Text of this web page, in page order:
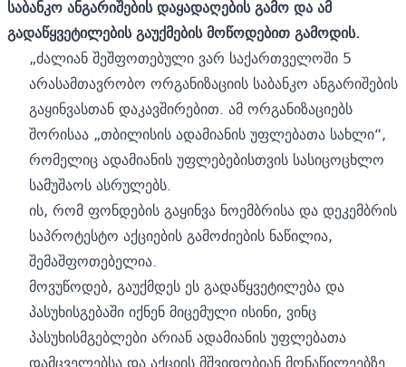
საბანკო ანგარიშების დაყადაღების გამო და ამ
გადაწყვეტილების გაუქმების მოწოდებით გამოდის.
„ძალიან შეშფოთებული ვარ საქართველოში 5
არასამთავრობო ორგანიზაციის საბანკო ანგარიშების
გაყინვასთან დაკავშირებით. ამ ორგანიზაციებს
შორისაა „თბილისის ადამიანის უფლებათა სახლი“,
რომელიც ადამიანის უფლებებისთვის სასიცოცხლო
სამუშაოს ასრულებს.
ის, რომ ფონდების გაყინვა ნოემბრისა და დეკემბრის
საპროტესტო აქციების გამოძიების ნაწილია,
შემაშფოთებელია.
მოვუწოდებ, გაუქმდეს ეს გადაწყვეტილება და
პასუხისგებაში იქნენ მიცემული ისინი, ვინც
პასუხისმგებლები არიან ადამიანის უფლებათა